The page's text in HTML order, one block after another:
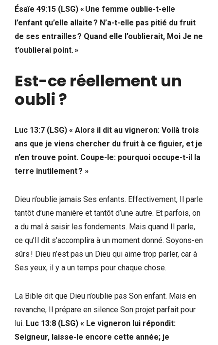
Ésaïe 49:15 (LSG) « Une femme oublie-t-elle
l’enfant qu’elle allaite ? N’a-t-elle pas pitié du fruit
de ses entrailles ? Quand elle l’oublierait, Moi Je ne
t’oublierai point. »
Est-ce réellement un
oubli ?
Luc 13:7 (LSG) « Alors il dit au vigneron: Voilà trois
ans que je viens chercher du fruit à ce figuier, et je
n’en trouve point. Coupe-le: pourquoi occupe-t-il la
terre inutilement ? »
Dieu n’oublie jamais Ses enfants. Effectivement, Il parle
tantôt d’une manière et tantôt d’une autre. Et parfois, on
a du mal à saisir les fondements. Mais quand Il parle,
ce qu’Il dit s’accomplira à un moment donné. Soyons-en
sûrs ! Dieu n’est pas un Dieu qui aime trop parler, car à
Ses yeux, il y a un temps pour chaque chose.
La Bible dit que Dieu n’oublie pas Son enfant. Mais en
revanche, Il prépare en silence Son projet parfait pour
lui. Luc 13:8 (LSG) « Le vigneron lui répondit:
Seigneur, laisse-le encore cette année; je